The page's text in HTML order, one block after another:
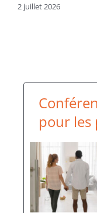
2 juillet 2026
pour